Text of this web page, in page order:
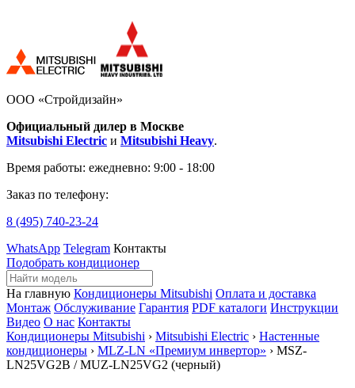
ООО «Стройдизайн»
Официальный дилер в Москве
Mitsubishi Electric и Mitsubishi Heavy.
Время работы: ежедневно: 9:00 - 18:00
Заказ по телефону:
8 (495) 740-23-24
WhatsApp Telegram Контакты
Подобрать кондиционер
На главную Кондиционеры Mitsubishi Оплата и доставка
Монтаж Обслуживание Гарантия PDF каталоги Инструкции
Видео О нас Контакты
Кондиционеры Mitsubishi › Mitsubishi Electric › Настенные
кондиционеры › MLZ-LN «Премиум инвертор» › MSZ-
LN25VG2B / MUZ-LN25VG2 (черный)